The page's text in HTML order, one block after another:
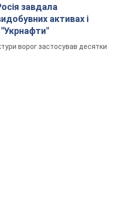
завдала
активах і
ворог застосував десятки